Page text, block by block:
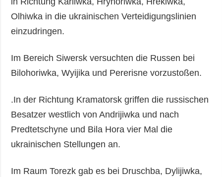
Olhiwka in die ukrainischen Verteidigungslinien
einzudringen.
Im Bereich Siwersk versuchten die Russen bei
Bilohoriwka, Wyijika und Pererisne vorzustoßen.
.In der Richtung Kramatorsk griffen die russischen
Besatzer westlich von Andrijiwka und nach
Predtetschyne und Bila Hora vier Mal die
ukrainischen Stellungen an.
Im Raum Torezk gab es bei Druschba, Dylijiwka,